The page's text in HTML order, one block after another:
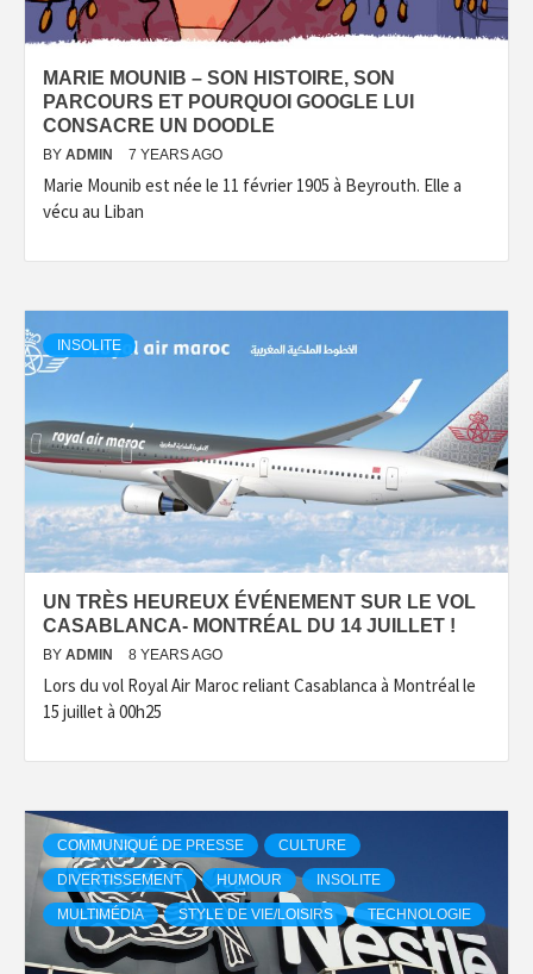
MARIE MOUNIB – SON HISTOIRE, SON
PARCOURS ET POURQUOI GOOGLE LUI
CONSACRE UN DOODLE
BY ADMIN 7 YEARS AGO
Marie Mounib est née le 11 février 1905 à Beyrouth. Elle a
vécu au Liban
INSOLITE
UN TRÈS HEUREUX ÉVÉNEMENT SUR LE VOL
CASABLANCA- MONTRÉAL DU 14 JUILLET !
BY ADMIN 8 YEARS AGO
Lors du vol Royal Air Maroc reliant Casablanca à Montréal le
15 juillet à 00h25
COMMUNIQUÉ DE PRESSE CULTURE
DIVERTISSEMENT HUMOUR INSOLITE
MULTIMÉDIA STYLE DE VIE/LOISIRS TECHNOLOGIE